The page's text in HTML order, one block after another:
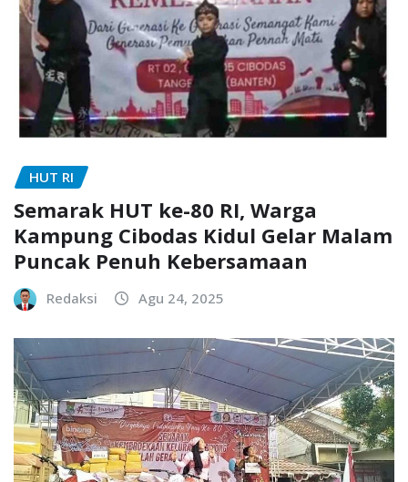
HUT RI
Semarak HUT ke-80 RI, Warga
Kampung Cibodas Kidul Gelar Malam
Puncak Penuh Kebersamaan
Redaksi Agu 24, 2025